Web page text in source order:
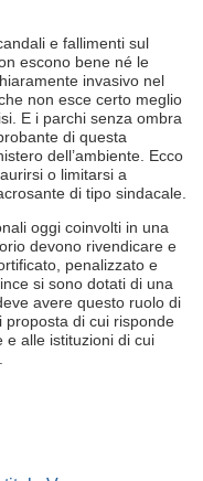
e fallimenti sul
escono bene né le
invasivo nel
non esce certo meglio
E i parchi senza ombra
di questa
dell’ambiente. Ecco
o limitarsi a
di tipo sindacale.
oggi coinvolti in una
devono rivendicare e
penalizzato e
si sono dotati di una
avere questo ruolo di
proposta di cui risponde
e alle istituzioni di cui